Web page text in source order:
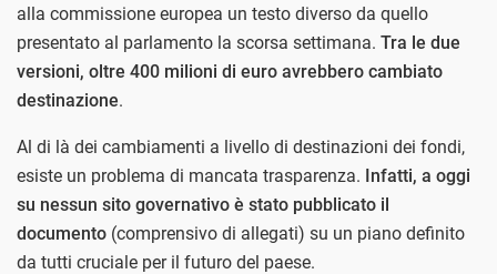
alla commissione europea un testo diverso da quello
presentato al parlamento la scorsa settimana. Tra le due
versioni, oltre 400 milioni di euro avrebbero cambiato
destinazione.
Al di là dei cambiamenti a livello di destinazioni dei fondi,
esiste un problema di mancata trasparenza. Infatti, a oggi
su nessun sito governativo è stato pubblicato il
documento (comprensivo di allegati) su un piano definito
da tutti cruciale per il futuro del paese.